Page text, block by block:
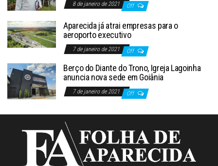
8 de janeiro de 2021 Off
Aparecida já atrai empresas para o
aeroporto executivo
7 de janeiro de 2021 Off
Berço do Diante do Trono, Igreja Lagoinha
anuncia nova sede em Goiânia
7 de janeiro de 2021 Off